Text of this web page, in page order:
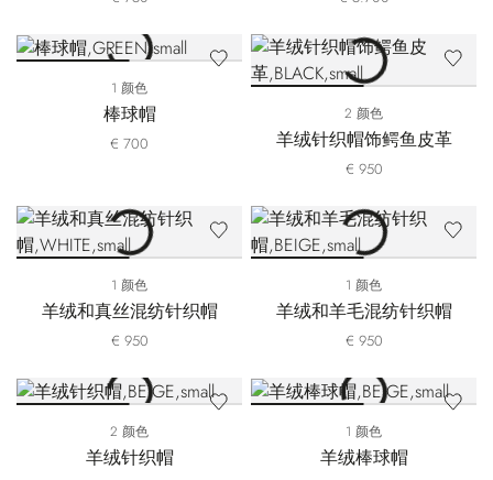
1 颜色
棒球帽
€ 700
2 颜色
羊绒针织帽饰鳄鱼皮革
€ 950
1 颜色
羊绒和真丝混纺针织帽
€ 950
1 颜色
羊绒和羊毛混纺针织帽
€ 950
2 颜色
羊绒针织帽
1 颜色
羊绒棒球帽